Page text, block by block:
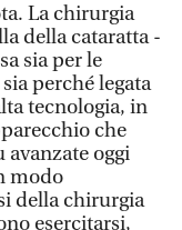
La chirurgia
della cataratta -
sia per le
perché legata
tecnologia, in
che
oggi
modo
della chirurgia
esercitarsi,